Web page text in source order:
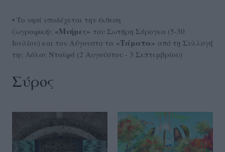
• Το νησί υποδέχεται την έκθεση
ζωγραφικής «Μνήμες» του Σωτήρη Σόρογκα (5-30
Ιουλίου) και τον Αύγουστο τα «Τάματα» από τη Συλλογή
της Λόλας Νταϊφά (2 Αυγούστου - 3 Σεπτεμβρίου)
Σύρος